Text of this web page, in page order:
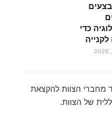
כדי
מחברי הצוות להקצאת
של הצוות.